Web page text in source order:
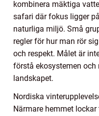
kombinera mäktiga
safari där fokus ligger
naturliga miljö. Små
regler för hur man rör
och respekt. Målet är
förstå ekosystemen och
landskapet.
Nordiska
Närmare hemmet